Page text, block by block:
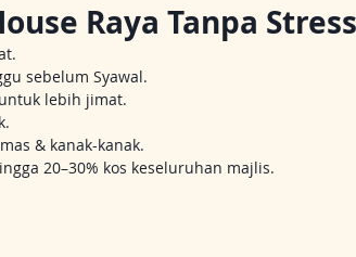
Raya Tanpa Stress
sebelum Syawal.
lebih jimat.
& kanak-kanak.
20–30% kos keseluruhan majlis.